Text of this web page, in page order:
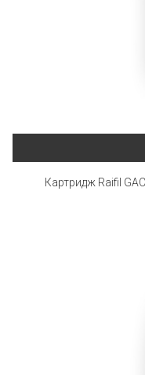
Картридж Raifil